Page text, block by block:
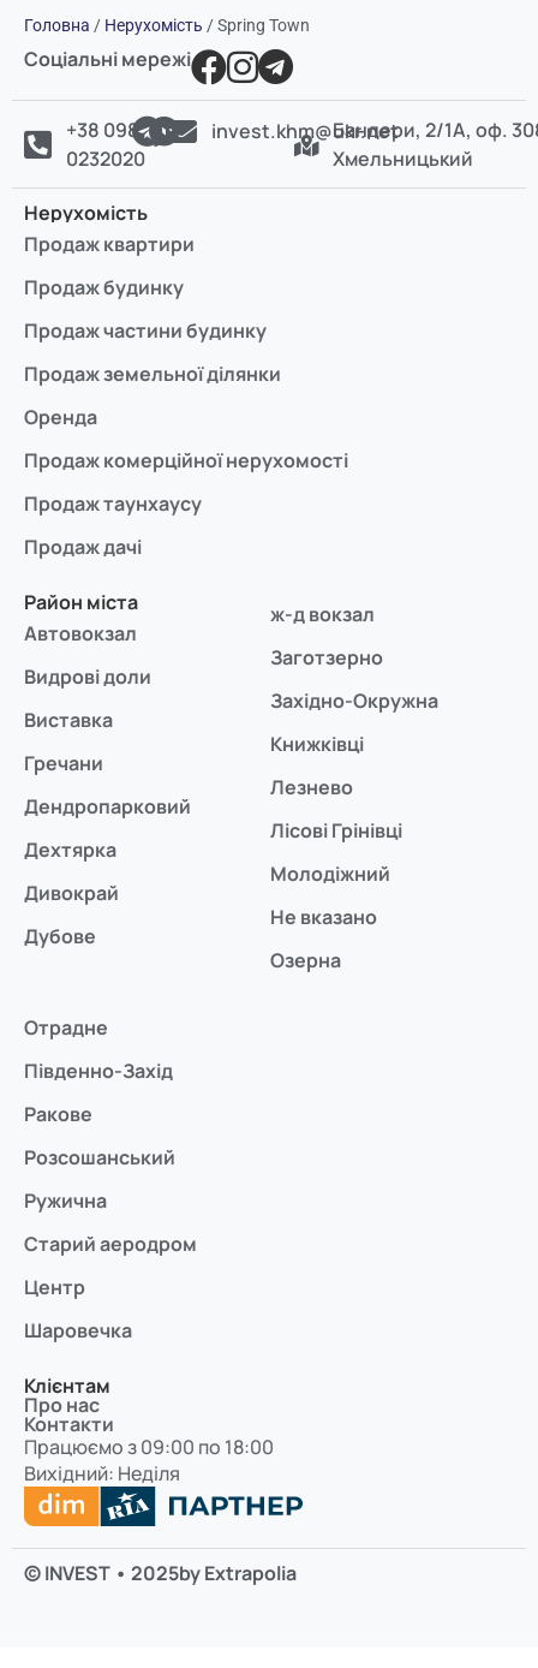
6
10(1)
Опалення Індивідуальне(1)
Матеріал Цегла(1)
Головна / Нерухомість /Spring Town
Соціальні мережі
+38 098
0232020
invest.khm@ukr.netБандери, 2/1А, оф.
Хмельницький
Нерухомість
Продаж квартири
Продаж будинку
Продаж частини будинку
Продаж земельної ділянки
Оренда
Продаж комерційної нерухомості
Продаж таунхаусу
Продаж дачі
Район міста
Автовокзал
Видрові доли
Виставка
Гречани
Дендропарковий
Дехтярка
Дивокрай
Дубове
ж-д вокзал
Заготзерно
Західно-Окружна
Книжківці
Лезнево
Лісові Грінівці
Молодіжний
Не вказано
Озерна
Отрадне
Південно-Захід
Ракове
Розсошанський
Ружична
Старий аеродром
Центр
Шаровечка
Клієнтам
Про нас
Контакти
Працюємо з 09:00 по 18:00
Вихідний: Неділя
© INVEST • 2025by Extrapolia